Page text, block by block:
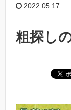
2022.05.17
粗探し